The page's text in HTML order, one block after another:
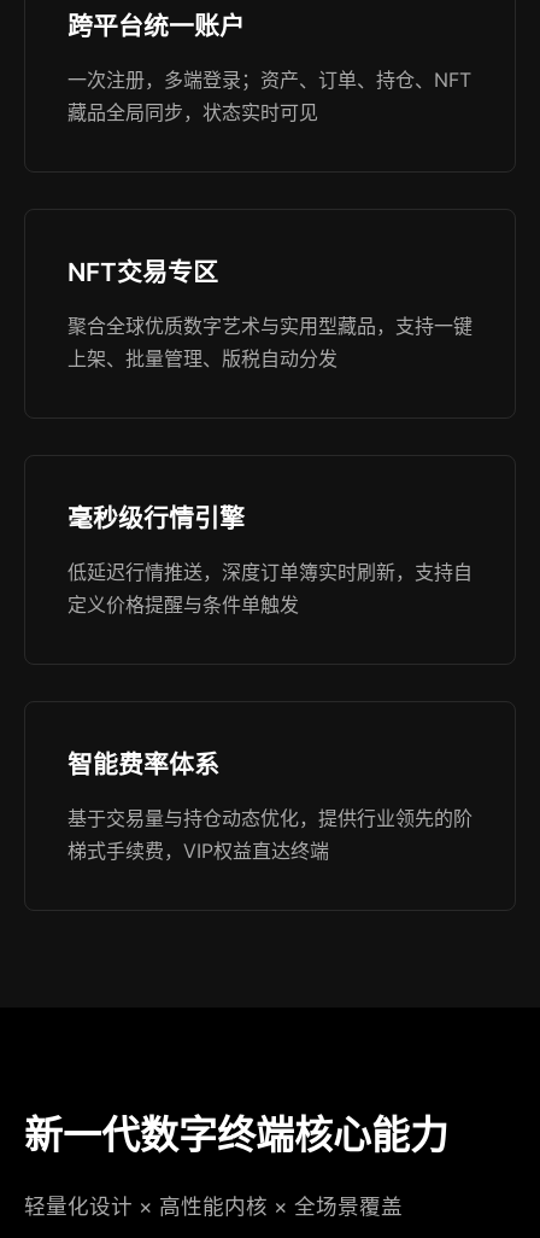
跨平台统一账户
一次注册，多端登录；资产、订单、持仓、NFT
藏品全局同步，状态实时可见
NFT交易专区
聚合全球优质数字艺术与实用型藏品，支持一键
上架、批量管理、版税自动分发
毫秒级行情引擎
低延迟行情推送，深度订单簿实时刷新，支持自
定义价格提醒与条件单触发
智能费率体系
基于交易量与持仓动态优化，提供行业领先的阶
梯式手续费，VIP权益直达终端
新一代数字终端核心能力
轻量化设计 × 高性能内核 × 全场景覆盖